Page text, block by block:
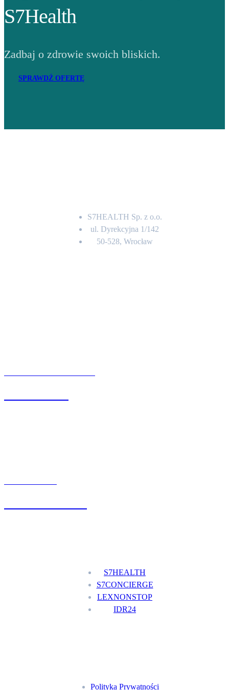
S7Health
Zadbaj o zdrowie swoich bliskich.
SPRAWDŹ OFERTĘ
S7HEALTH Sp. z o.o.
ul. Dyrekcyjna 1/142
50-528, Wrocław
S7HEALTH
S7CONCIERGE
LEXNONSTOP
IDR24
Polityka Prywatności